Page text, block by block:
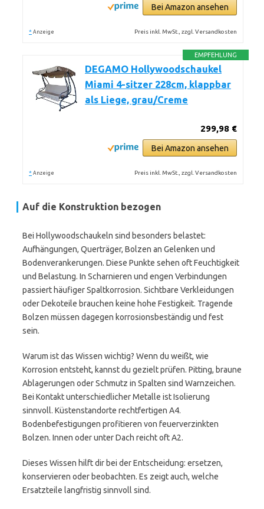
Bei Amazon ansehen
* Anzeige Preis inkl. MwSt., zzgl. Versandkosten
EMPFEHLUNG
DEGAMO Hollywoodschaukel
Miami 4-sitzer 228cm, klappbar
als Liege, grau/Creme
299,98 €
Bei Amazon ansehen
* Anzeige Preis inkl. MwSt., zzgl. Versandkosten
Auf die Konstruktion bezogen
Bei Hollywoodschaukeln sind besonders belastet:
Aufhängungen, Querträger, Bolzen an Gelenken und
Bodenverankerungen. Diese Punkte sehen oft Feuchtigkeit
und Belastung. In Scharnieren und engen Verbindungen
passiert häufiger Spaltkorrosion. Sichtbare Verkleidungen
oder Dekoteile brauchen keine hohe Festigkeit. Tragende
Bolzen müssen dagegen korrosionsbeständig und fest
sein.
Warum ist das Wissen wichtig? Wenn du weißt, wie
Korrosion entsteht, kannst du gezielt prüfen. Pitting, braune
Ablagerungen oder Schmutz in Spalten sind Warnzeichen.
Bei Kontakt unterschiedlicher Metalle ist Isolierung
sinnvoll. Küstenstandorte rechtfertigen A4.
Bodenbefestigungen profitieren von feuerverzinkten
Bolzen. Innen oder unter Dach reicht oft A2.
Dieses Wissen hilft dir bei der Entscheidung: ersetzen,
konservieren oder beobachten. Es zeigt auch, welche
Ersatzteile langfristig sinnvoll sind.